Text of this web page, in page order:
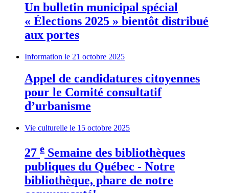
Un bulletin municipal spécial
« Élections 2025 » bientôt distribué
aux portes
Information le 21 octobre 2025
Appel de candidatures citoyennes
pour le Comité consultatif
d’urbanisme
Vie culturelle le 15 octobre 2025
27 e Semaine des bibliothèques
publiques du Québec - Notre
bibliothèque, phare de notre